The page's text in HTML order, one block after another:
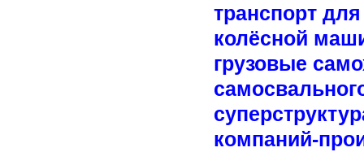
транспорт
колёсной
грузовые
компаний-